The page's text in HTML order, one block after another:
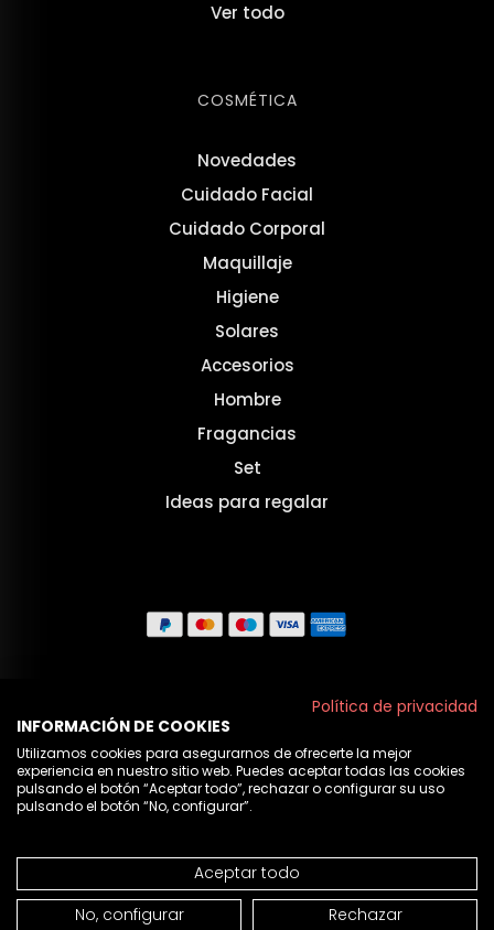
NO DISPONIBLE
Ver todo
COSMÉTICA
Novedades
Cuidado Facial
Cuidado Corporal
Maquillaje
Higiene
Solares
Accesorios
Hombre
Fragancias
Set
Ideas para regalar
Política de cookies
Nosotros
© 2026 Cristian Lay
Política de privacidad
INFORMACIÓN DE COOKIES
Utilizamos cookies para asegurarnos de ofrecerte la mejor
experiencia en nuestro sitio web. Puedes aceptar todas las cookies
pulsando el botón “Aceptar todo”, rechazar o configurar su uso
pulsando el botón “No, configurar”.
Aceptar todo
No, configurar
Rechazar